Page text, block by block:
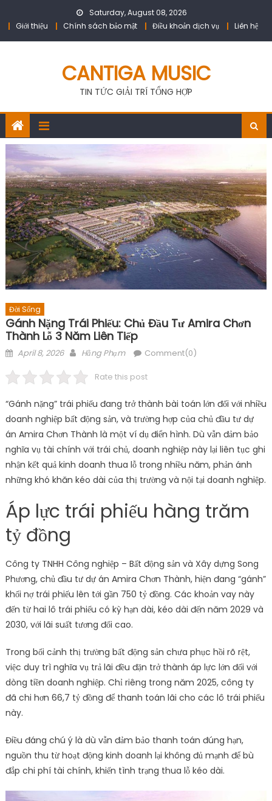
Saturday, August 08, 2026
Giới thiệu
Chính sách bảo mật Điều khoản dịch vụ Liên hệ
CANTIGA MUSIC
TIN TỨC GIẢI TRÍ TỔNG HỢP
Đời Sống
Gánh Nặng Trái Phiếu: Chủ Đầu Tư Amira Chơn
Thành Lỗ 3 Năm Liên Tiếp
Posted
April 8, 2026 Author
Hằng Phạm Comment(0)
Rate this post
“Gánh nặng” trái phiếu đang trở thành bài toán lớn đối với nhiều
doanh nghiệp bất động sản, và trường hợp của chủ đầu tư dự
án Amira Chơn Thành là một ví dụ điển hình. Dù vẫn đảm bảo
nghĩa vụ tài chính với trái chủ, doanh nghiệp này lại liên tục ghi
nhận kết quả kinh doanh thua lỗ trong nhiều năm, phản ánh
những khó khăn kéo dài của thị trường và nội tại doanh nghiệp.
Áp lực trái phiếu hàng trăm
tỷ đồng
Công ty TNHH Công nghiệp – Bất động sản và Xây dựng Song
Phương, chủ đầu tư dự án Amira Chơn Thành, hiện đang “gánh”
khối nợ trái phiếu lên tới gần 750 tỷ đồng. Các khoản vay này
đến từ hai lô trái phiếu có kỳ hạn dài, kéo dài đến năm 2029 và
2030, với lãi suất tương đối cao.
Trong bối cảnh thị trường bất động sản chưa phục hồi rõ rệt,
việc duy trì nghĩa vụ trả lãi đều đặn trở thành áp lực lớn đối với
dòng tiền doanh nghiệp. Chỉ riêng trong năm 2025, công ty
đã chi hơn 66,7 tỷ đồng để thanh toán lãi cho các lô trái phiếu
này.
Điều đáng chú ý là dù vẫn đảm bảo thanh toán đúng hạn,
nguồn thu từ hoạt động kinh doanh lại không đủ mạnh để bù
đắp chi phí tài chính, khiến tình trạng thua lỗ kéo dài.